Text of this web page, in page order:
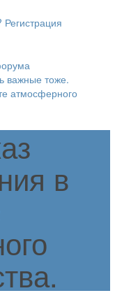
Регистрация
важные тоже.
атмосферного
в